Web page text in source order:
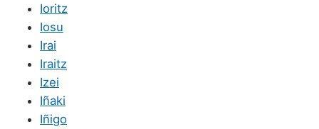
Ioritz
Iosu
Irai
Iraitz
Izei
Iñaki
Iñigo